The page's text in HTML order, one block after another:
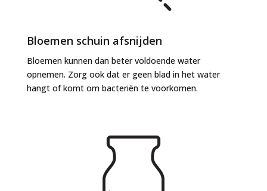
Bloemen schuin afsnijden
Bloemen kunnen dan beter voldoende water
opnemen. Zorg ook dat er geen blad in het water
hangt of komt om bacteriën te voorkomen.